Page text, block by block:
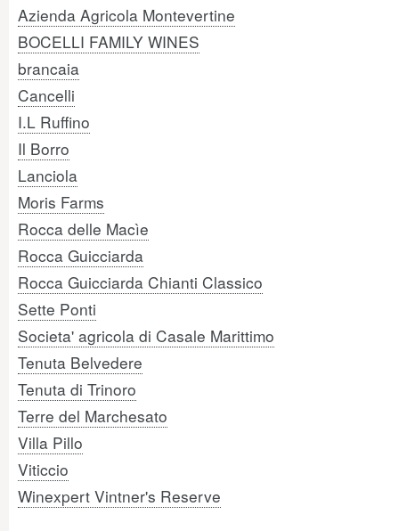
Azienda Agricola Montevertine
BOCELLI FAMILY WINES
brancaia
Cancelli
I.L Ruffino
Il Borro
Lanciola
Moris Farms
Rocca delle Macìe
Rocca Guicciarda
Rocca Guicciarda Chianti Classico
Sette Ponti
Societa' agricola di Casale Marittimo
Tenuta Belvedere
Tenuta di Trinoro
Terre del Marchesato
Villa Pillo
Viticcio
Winexpert Vintner's Reserve